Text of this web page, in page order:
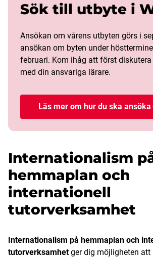
Sök till utbyte i
Ansökan om vårens utbyten görs i
ansökan om byten under
februari. Kom ihåg att först
med din ansvariga lärare.
Läs mer om hur du ska ansöka
Internationalism
hemmaplan och
internationell
tutorverksamhet
Internationalism på hemmaplan och
tutorverksamhetger dig möjligheten att